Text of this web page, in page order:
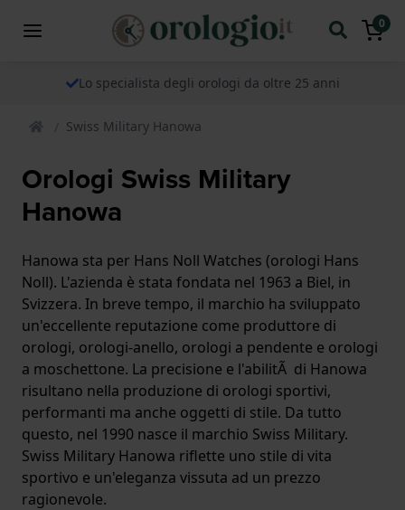
0
Lo specialista degli orologi da oltre 25 anni
Swiss Military Hanowa
Orologi Swiss Military
Hanowa
Hanowa sta per Hans Noll Watches (orologi Hans
Noll). L'azienda è stata fondata nel 1963 a Biel, in
Svizzera. In breve tempo, il marchio ha sviluppato
un'eccellente reputazione come produttore di
orologi, orologi-anello, orologi a pendente e orologi
a moschettone. La precisione e l'abilitÃ di Hanowa
risultano nella produzione di orologi sportivi,
performanti ma anche oggetti di stile. Da tutto
questo, nel 1990 nasce il marchio Swiss Military.
Swiss Military Hanowa riflette uno stile di vita
sportivo e un'eleganza vissuta ad un prezzo
ragionevole.